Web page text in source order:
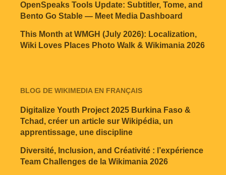
OpenSpeaks Tools Update: Subtitler, Tome, and
Bento Go Stable — Meet Media Dashboard
This Month at WMGH (July 2026): Localization,
Wiki Loves Places Photo Walk & Wikimania 2026
BLOG DE WIKIMEDIA EN FRANÇAIS
Digitalize Youth Project 2025 Burkina Faso &
Tchad, créer un article sur Wikipédia, un
apprentissage, une discipline
Diversité, Inclusion, and Créativité : l’expérience
Team Challenges de la Wikimania 2026